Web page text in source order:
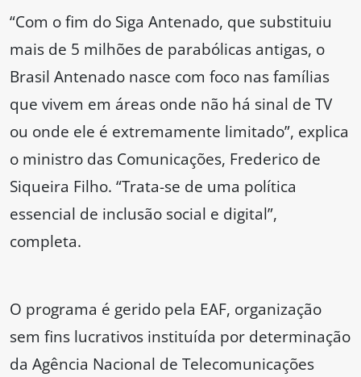
“Com o fim do Siga Antenado, que substituiu
mais de 5 milhões de parabólicas antigas, o
Brasil Antenado nasce com foco nas famílias
que vivem em áreas onde não há sinal de TV
ou onde ele é extremamente limitado”, explica
o ministro das Comunicações, Frederico de
Siqueira Filho. “Trata-se de uma política
essencial de inclusão social e digital”,
completa.
O programa é gerido pela EAF, organização
sem fins lucrativos instituída por determinação
da Agência Nacional de Telecomunicações